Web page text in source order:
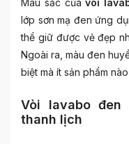
Màu sắc củavòi
lớp sơn mạ đen ứng
thể giữ được vẻ đẹp
Ngoài ra, màu đen
biệt mà ít sản phẩm
Vòi lavabo đen
thanh lịch